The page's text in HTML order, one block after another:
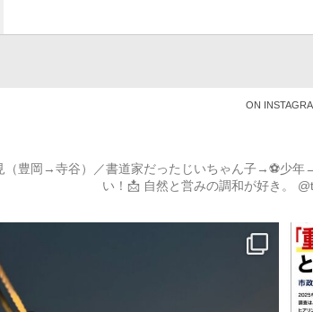
ON
岡→寺谷）／書道家だったじいちゃん子→⚽️少
い！📩 自然と営みの調和が好き。